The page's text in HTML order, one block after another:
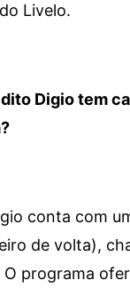
Livelo.
Digio tem
conta com
de volta),
programa